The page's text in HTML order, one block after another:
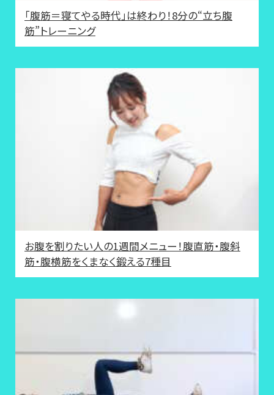
「腹筋＝寝てやる時代」は終わり！8分の“立ち腹
筋”トレーニング
お腹を割りたい人の1週間メニュー！腹直筋・腹斜
筋・腹横筋をくまなく鍛える7種目